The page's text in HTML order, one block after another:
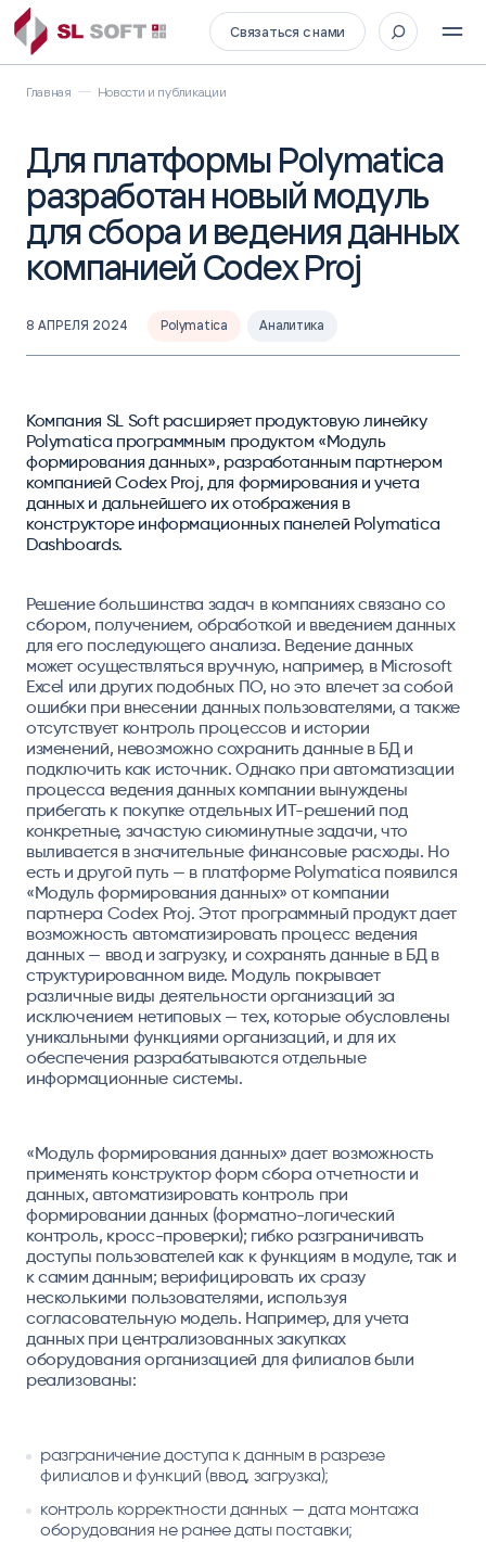
Связаться с нами
Главная Новости и публикации
Для платформы Polymatica
разработан новый модуль
для сбора и ведения данных
компанией Codex Proj
8 АПРЕЛЯ 2024 Polymatica Аналитика
Компания SL Soft расширяет продуктовую линейку
Polymatica программным продуктом «Модуль
формирования данных», разработанным партнером
компанией Codex Proj, для формирования и учета
данных и дальнейшего их отображения в
конструкторе информационных панелей Polymatica
Dashboards.
Решение большинства задач в компаниях связано со
сбором, получением, обработкой и введением данных
для его последующего анализа. Ведение данных
может осуществляться вручную, например, в Microsoft
Excel или других подобных ПО, но это влечет за собой
ошибки при внесении данных пользователями, а также
отсутствует контроль процессов и истории
изменений, невозможно сохранить данные в БД и
подключить как источник. Однако при автоматизации
процесса ведения данных компании вынуждены
прибегать к покупке отдельных ИТ-решений под
конкретные, зачастую сиюминутные задачи, что
выливается в значительные финансовые расходы. Но
есть и другой путь — в платформе Polymatica появился
«Модуль формирования данных» от компании
партнера Codex Proj. Этот программный продукт дает
возможность автоматизировать процесс ведения
данных — ввод и загрузку, и сохранять данные в БД в
структурированном виде. Модуль покрывает
различные виды деятельности организаций за
исключением нетиповых — тех, которые обусловлены
уникальными функциями организаций, и для их
обеспечения разрабатываются отдельные
информационные системы.
«Модуль формирования данных» дает возможность
применять конструктор форм сбора отчетности и
данных, автоматизировать контроль при
формировании данных (форматно-логический
контроль, кросс-проверки); гибко разграничивать
доступы пользователей как к функциям в модуле, так и
к самим данным; верифицировать их сразу
несколькими пользователями, используя
согласовательную модель. Например, для учета
данных при централизованных закупках
оборудования организацией для филиалов были
реализованы:
разграничение доступа к данным в разрезе
филиалов и функций (ввод, загрузка);
контроль корректности данных — дата монтажа
оборудования не ранее даты поставки;